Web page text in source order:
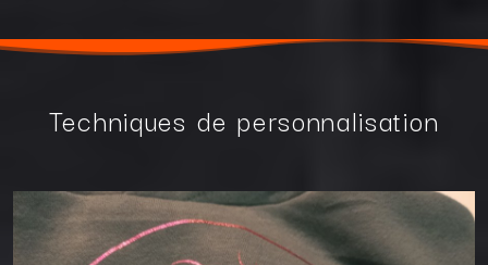
Techniques de personnalisation